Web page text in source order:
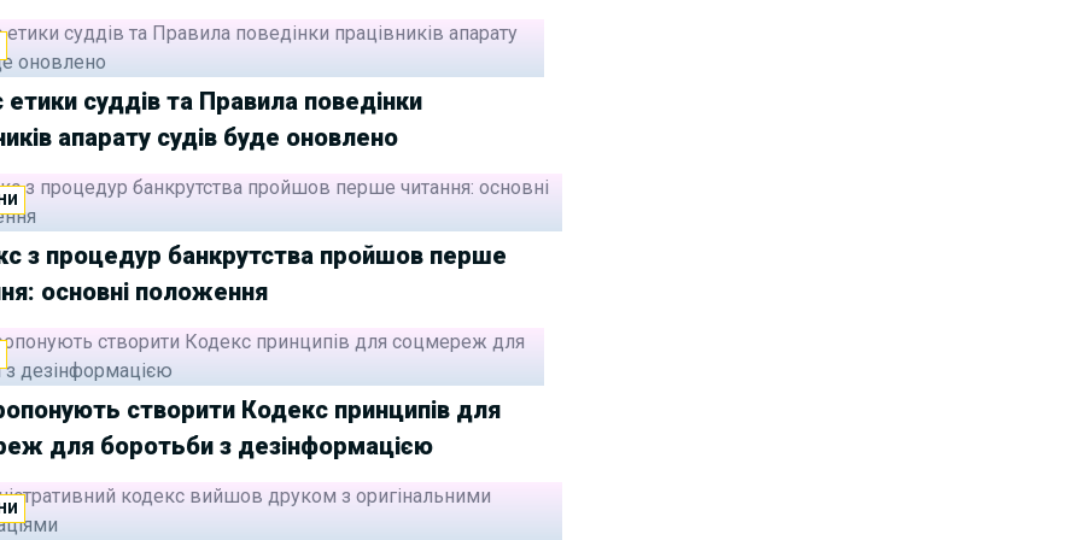
суддів та Правила поведінки
апарату судів буде оновлено
з процедур банкрутства пройшов перше
основні положення
створити Кодекс принципів для
для боротьби з дезінформацією